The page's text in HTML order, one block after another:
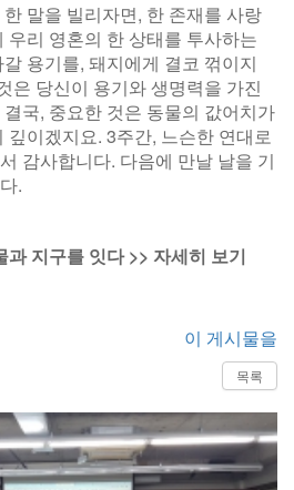
말을 빌리자면, 한 존재를 사랑
우리 영혼의 한 상태를 투사하는
용기를, 돼지에게 결코 꺾이지
은 당신이 용기와 생명력을 가진
국, 중요한 것은 동물의 값어치가
깊이겠지요. 3주간, 느슨한 연대로
감사합니다. 다음에 만날 날을 기
.
지구를 잇다 >> 자세히 보기
이 게시물을
목록